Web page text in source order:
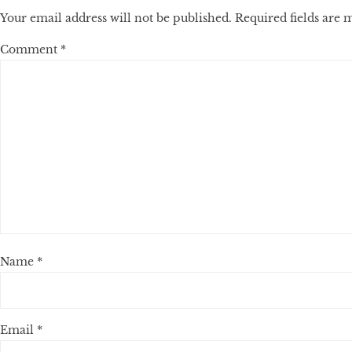
Your email address will not be published. Required fields are
Comment *
Name *
Email *